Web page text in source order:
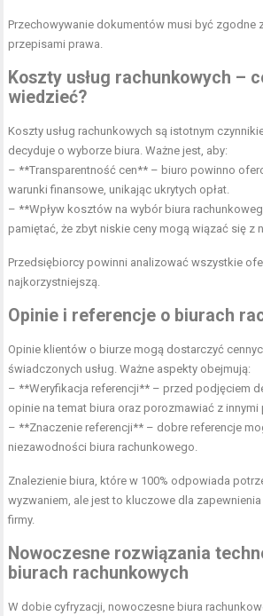
Przechowywanie dokumentów musi być zgodne
przepisami prawa.
Koszty usług rachunkowych –
wiedzieć?
Koszty usług rachunkowych są istotnym
decyduje o wyborze biura. Ważne jest, aby:
– **Transparentność cen** – biuro powinno
warunki finansowe, unikając ukrytych opłat.
– **Wpływ kosztów na wybór biura
pamiętać, że zbyt niskie ceny mogą wiązać się z
Przedsiębiorcy powinni analizować wszystkie
najkorzystniejszą.
Opinie i referencje o biurach
Opinie klientów o biurze mogą dostarczyć
świadczonych usług. Ważne aspekty obejmują:
– **Weryfikacja referencji** – przed podjęciem
opinie na temat biura oraz porozmawiać z innymi
– **Znaczenie referencji** – dobre referencje
niezawodności biura rachunkowego.
Znalezienie biura, które w 100% odpowiada
wyzwaniem, ale jest to kluczowe dla
firmy.
Nowoczesne rozwiązania
biurach rachunkowych
W dobie cyfryzacji, nowoczesne biura